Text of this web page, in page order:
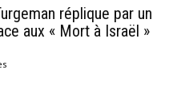
réplique par un
aux « Mort à Israël »